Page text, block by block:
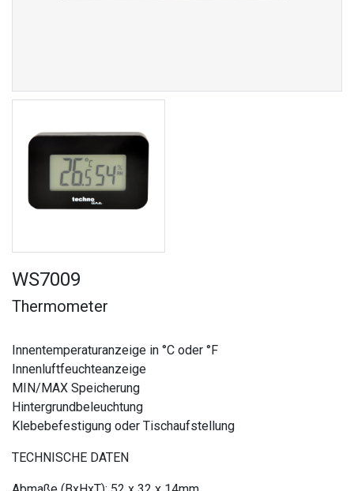
WS7009
Thermometer
Innentemperaturanzeige in °C oder °F
Innenluftfeuchteanzeige
MIN/MAX Speicherung
Hintergrundbeleuchtung
Klebebefestigung oder Tischaufstellung
TECHNISCHE DATEN